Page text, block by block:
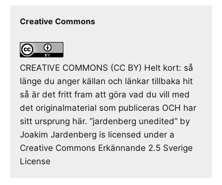
Creative Commons
CREATIVE COMMONS (CC BY) Helt kort: så
länge du anger källan och länkar tillbaka hit
så är det fritt fram att göra vad du vill med
det originalmaterial som publiceras OCH har
sitt ursprung här. ”jardenberg unedited” by
Joakim Jardenberg is licensed under a
Creative Commons Erkännande 2.5 Sverige
License